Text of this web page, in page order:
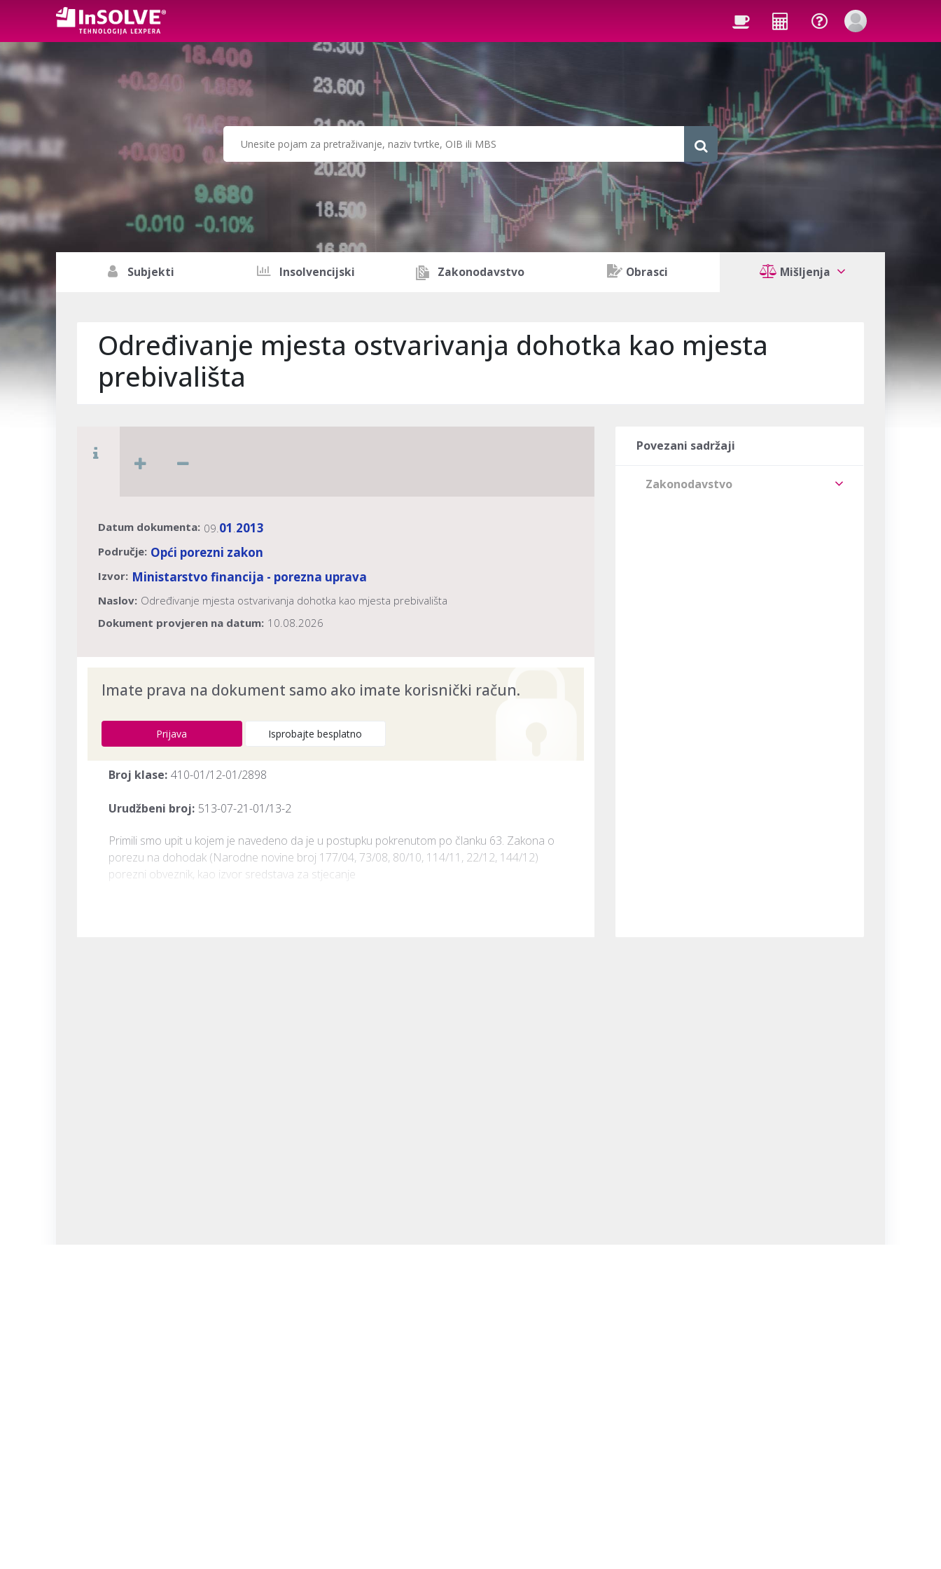
Subjekti Insolvencijski Zakonodavstvo Obrasci Mišljenja
Određivanje mjesta ostvarivanja dohotka kao mjesta
prebivališta
Datum dokumenta: 09.01 .2013
Područje: Opći porezni zakon
Izvor: Ministarstvo financija - porezna uprava
Naslov: Određivanje mjesta ostvarivanja dohotka kao mjesta prebivališta
Dokument provjeren na datum: 10.08.2026
Imate prava na dokument samo ako imate korisnički račun.
Prijava Isprobajte besplatno
Broj klase: 410-01/12-01/2898
Urudžbeni broj: 513-07-21-01/13-2
​Primili smo upit u kojem je navedeno da je u postupku pokrenutom po članku 63. Zakona o
porezu na dohodak (Narodne novine broj 177/04, 73/08, 80/10, 114/11, 22/12, 144/12)
porezni obveznik, kao izvor sredstava za stjecanje
Povezani sadržaji
Zakonodavstvo